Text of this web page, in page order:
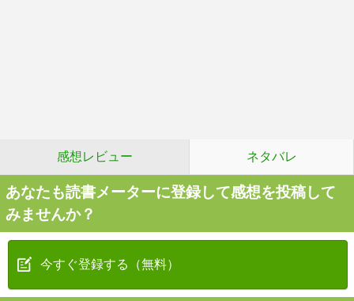
感想レビュー ネタバレ
あなたも読書メーターに登録して感想を投稿して
みませんか？
今すぐ登録する（無料）